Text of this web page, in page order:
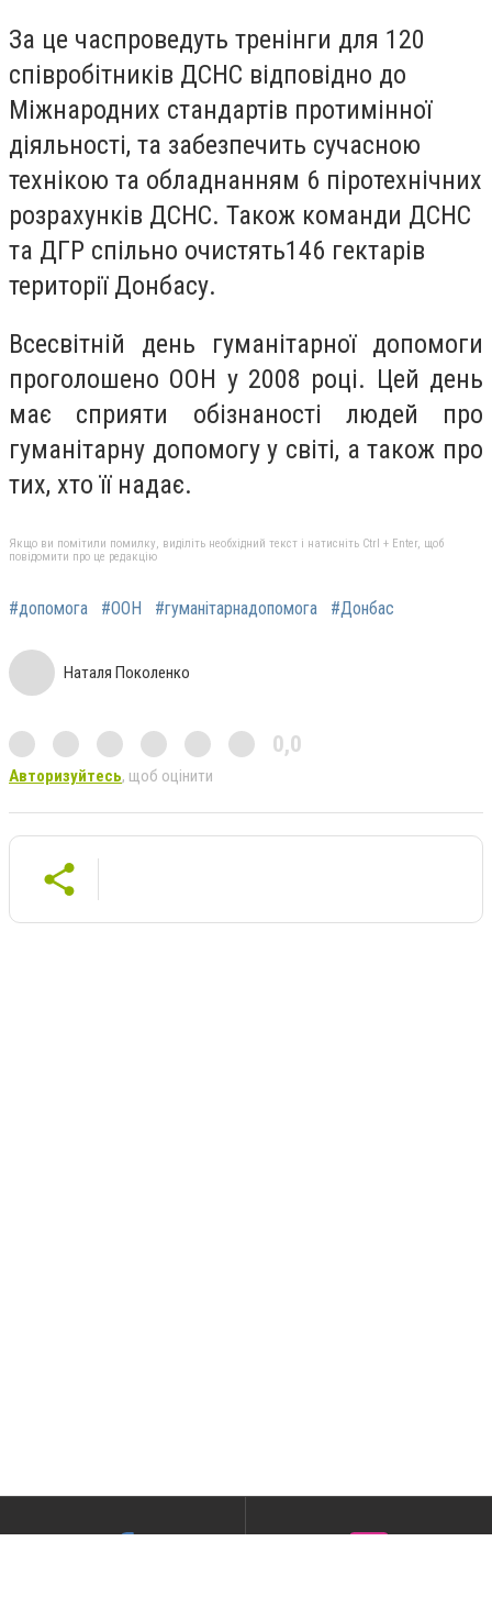
За це часпроведуть тренінги для 120
співробітників ДСНС відповідно до
Міжнародних стандартів протимінної
діяльності, та забезпечить сучасною
технікою та обладнанням 6 піротехнічних
розрахунків ДСНС. Також команди ДСНС
та ДГР спільно очистять146 гектарів
території Донбасу.
Всесвітній день гуманітарної допомоги
проголошено ООН у 2008 році. Цей день
має сприяти обізнаності людей про
гуманітарну допомогу у світі, а також про
тих, хто її надає.
Якщо ви помітили помилку, виділіть необхідний текст і натисніть Ctrl + Enter, щоб
повідомити про це редакцію
#допомога #ООН #гуманітарнадопомога #Донбас
Наталя Поколенко
0,0
Авторизуйтесь, щоб оцінити